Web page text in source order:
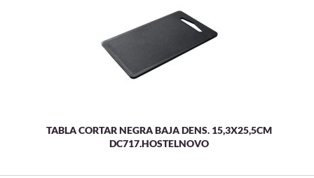
TABLA CORTAR NEGRA BAJA DENS. 15,3X25,5CM
DC717.HOSTELNOVO